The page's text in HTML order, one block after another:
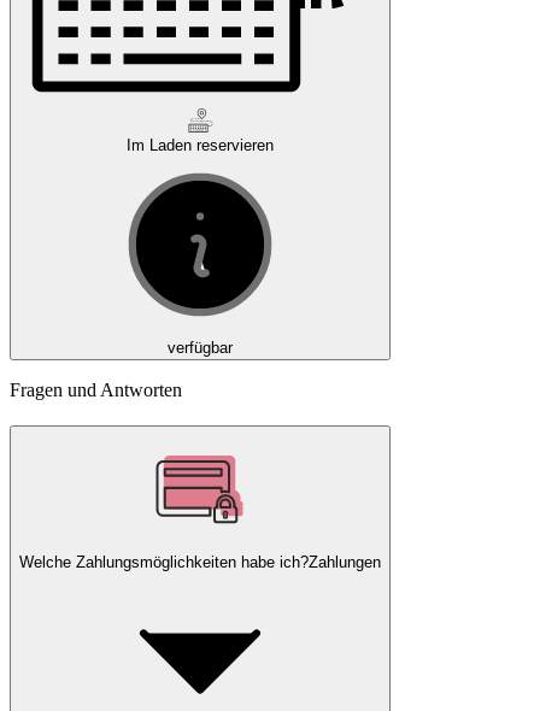
Im Laden reservieren
verfügbar
Fragen und Antworten
Welche Zahlungsmöglichkeiten habe ich?Zahlungen